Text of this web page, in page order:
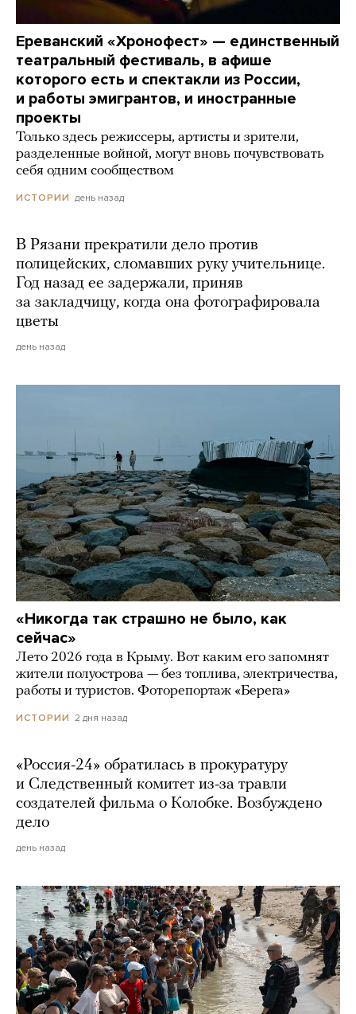
Ереванский «Хронофест» — единственный
театральный фестиваль, в афише
которого есть и спектакли из России,
и работы эмигрантов, и иностранные
проекты
Только здесь режиссеры, артисты и зрители,
разделенные войной, могут вновь почувствовать
себя одним сообществом
ИСТОРИИ день назад
В Рязани прекратили дело против
полицейских, сломавших руку учительнице.
Год назад ее задержали, приняв
за закладчицу, когда она фотографировала
цветы
день назад
«Никогда так страшно не было, как
сейчас»
Лето 2026 года в Крыму. Вот каким его запомнят
жители полуострова — без топлива, электричества,
работы и туристов. Фоторепортаж «Берега»
ИСТОРИИ 2 дня назад
«Россия-24» обратилась в прокуратуру
и Следственный комитет из-за травли
создателей фильма о Колобке. Возбуждено
дело
день назад